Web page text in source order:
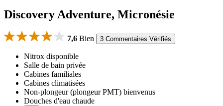
Discovery Adventure, Micronésie
7,6 Bien 3 Commentaires Vérifiés
Nitrox disponible
Salle de bain privée
Cabines familiales
Cabines climatisées
Non-plongeur (plongeur PMT) bienvenus
Douches d'eau chaude